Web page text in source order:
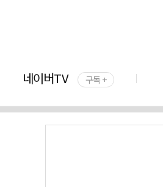
네이버TV 구독 +